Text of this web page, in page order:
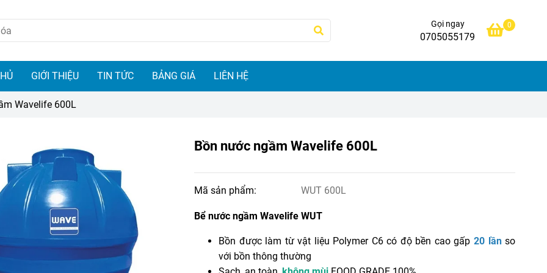
Gọi ngay
0705055179
0
GIỚI THIỆU TIN TỨC BẢNG GIÁ LIÊN HỆ
Wavelife 600L
Bồn nước ngầm Wavelife 600L
Mã sản phẩm: WUT 600L
Bể nước ngầm Wavelife WUT
Bồn được làm từ vật liệu Polymer C6 có độ bền cao gấp 20 lầnso
với bồn thông thường